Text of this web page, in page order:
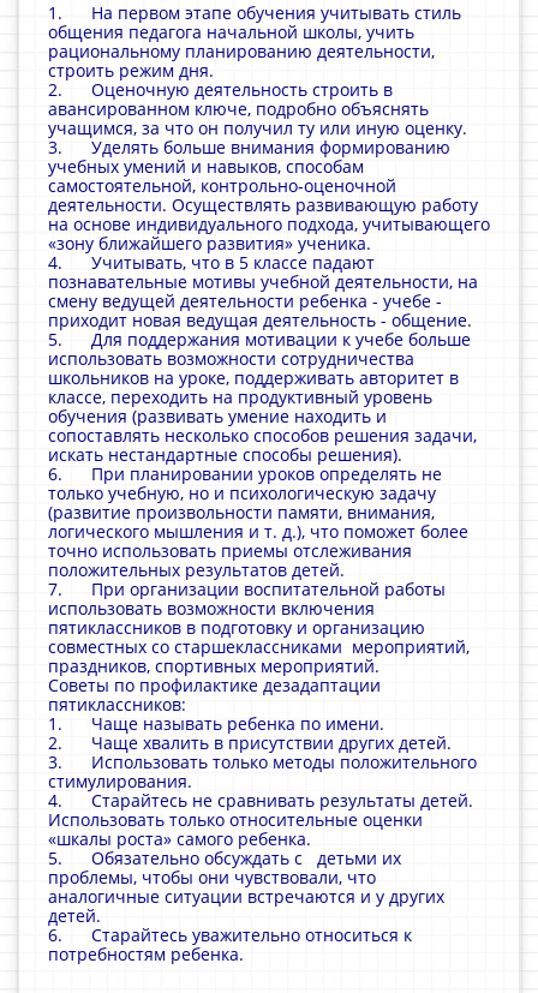
1. На первом этапе обучения учитывать стиль
общения педагога начальной школы, учить
рациональному планированию деятельности,
строить режим дня.
2. Оценочную деятельность строить в
авансированном ключе, подробно объяснять
учащимся, за что он получил ту или иную оценку.
3. Уделять больше внимания формированию
учебных умений и навыков, способам
самостоятельной, контрольно-оценочной
деятельности. Осуществлять развивающую работу
на основе индивидуального подхода, учитывающего
«зону ближайшего развития» ученика.
4. Учитывать, что в 5 классе падают
познавательные мотивы учебной деятельности, на
смену ведущей деятельности ребенка - учебе -
приходит новая ведущая деятельность - общение.
5. Для поддержания мотивации к учебе больше
использовать возможности сотрудничества
школьников на уроке, поддерживать авторитет в
классе, переходить на продуктивный уровень
обучения (развивать умение находить и
сопоставлять несколько способов решения задачи,
искать нестандартные способы решения).
6. При планировании уроков определять не
только учебную, но и психологическую задачу
(развитие произвольности памяти, внимания,
логического мышления и т. д.), что поможет более
точно использовать приемы отслеживания
положительных результатов детей.
7. При организации воспитательной работы
использовать возможности включения
пятиклассников в подготовку и организацию
совместных со старшеклассниками мероприятий,
праздников, спортивных мероприятий.
Советы по профилактике дезадаптации
пятиклассников:
1. Чаще называть ребенка по имени.
2. Чаще хвалить в присутствии других детей.
3. Использовать только методы положительного
стимулирования.
4. Старайтесь не сравнивать результаты детей.
Использовать только относительные оценки
«шкалы роста» самого ребенка.
5. Обязательно обсуждать с детьми их
проблемы, чтобы они чувствовали, что
аналогичные ситуации встречаются и у других
детей.
6. Старайтесь уважительно относиться к
потребностям ребенка.